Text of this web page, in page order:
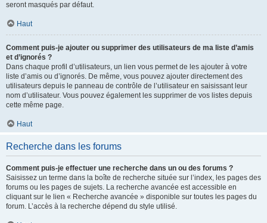
seront masqués par défaut.
Haut
Comment puis-je ajouter ou supprimer des utilisateurs de ma liste d’amis
et d’ignorés ?
Dans chaque profil d’utilisateurs, un lien vous permet de les ajouter à votre
liste d’amis ou d’ignorés. De même, vous pouvez ajouter directement des
utilisateurs depuis le panneau de contrôle de l’utilisateur en saisissant leur
nom d’utilisateur. Vous pouvez également les supprimer de vos listes depuis
cette même page.
Haut
Recherche dans les forums
Comment puis-je effectuer une recherche dans un ou des forums ?
Saisissez un terme dans la boîte de recherche située sur l’index, les pages des
forums ou les pages de sujets. La recherche avancée est accessible en
cliquant sur le lien « Recherche avancée » disponible sur toutes les pages du
forum. L’accès à la recherche dépend du style utilisé.